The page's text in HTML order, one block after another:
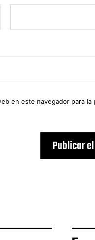
en este navegador para la